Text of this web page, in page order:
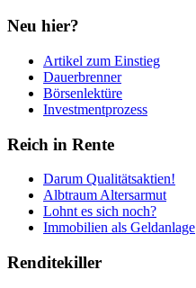
Neu hier?
Artikel zum Einstieg
Dauerbrenner
Börsenlektüre
Investmentprozess
Reich in Rente
Darum Qualitätsaktien!
Albtraum Altersarmut
Lohnt es sich noch?
Immobilien als Geldanlage
Renditekiller